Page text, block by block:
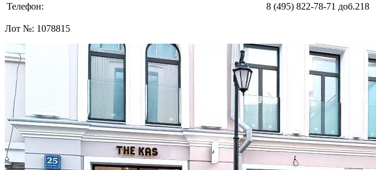
Телефон:
8 (495) 822-78-71 доб.218
Лот №: 1078815